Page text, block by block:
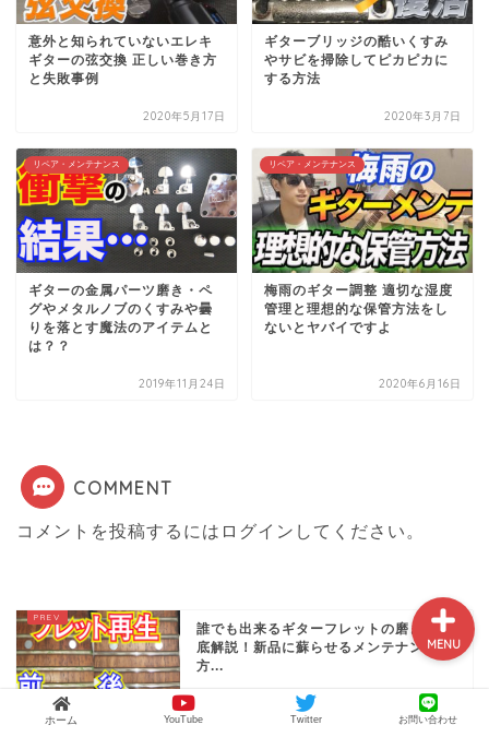
意外と知られていないエレキ
ギターの弦交換 正しい巻き方
と失敗事例
2020年5月17日
ギターブリッジの酷いくすみ
やサビを掃除してピカピカに
する方法
2020年3月7日
リペア・メンテナンス
ギターの金属パーツ磨き・ペ
グやメタルノブのくすみや曇
りを落とす魔法のアイテムと
は？？
2019年11月24日
リペア・メンテナンス
梅雨のギター調整 適切な湿度
管理と理想的な保管方法をし
ないとヤバイですよ
2020年6月16日
COMMENT
コメントを投稿するには ログイン してください。
誰でも出来るギターフレットの磨き方徹
底解説！新品に蘇らせるメンテナンス
方...
ホーム YouTube Twitter お問い合わせ
MENU
ギター便利グッズ&機材レ
ビュー
配線・電装系